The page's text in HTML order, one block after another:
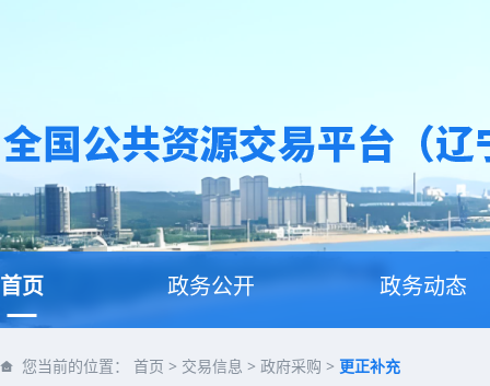
首页 政务公开 政务动态
您当前的位置： 首页 > 交易信息 > 政府采购 > 更正补充